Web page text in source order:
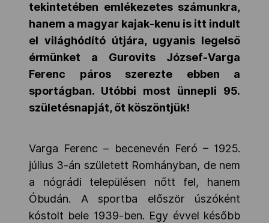
Társszervezetek
OVEP
Adatbank
tekintetében emlékezetes számunkra,
hanem a magyar kajak-kenu is itt indult
el világhódító útjára, ugyanis legelső
érmünket a Gurovits József-Varga
Ferenc páros szerezte ebben a
sportágban. Utóbbi most ünnepli 95.
születésnapját, őt köszöntjük!
Varga Ferenc – becenevén Feró – 1925.
július 3-án született Romhányban, de nem
a nógrádi településen nőtt fel, hanem
Óbudán. A sportba először úszóként
kóstolt bele 1939-ben. Egy évvel később